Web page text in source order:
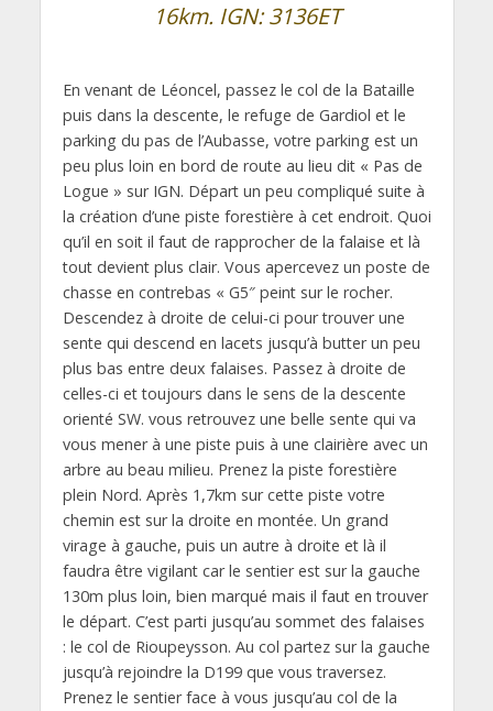
16km. IGN: 3136ET
En venant de Léoncel, passez le col de la Bataille
puis dans la descente, le refuge de Gardiol et le
parking du pas de l’Aubasse, votre parking est un
peu plus loin en bord de route au lieu dit « Pas de
Logue » sur IGN. Départ un peu compliqué suite à
la création d’une piste forestière à cet endroit. Quoi
qu’il en soit il faut de rapprocher de la falaise et là
tout devient plus clair. Vous apercevez un poste de
chasse en contrebas « G5″ peint sur le rocher.
Descendez à droite de celui-ci pour trouver une
sente qui descend en lacets jusqu’à butter un peu
plus bas entre deux falaises. Passez à droite de
celles-ci et toujours dans le sens de la descente
orienté SW. vous retrouvez une belle sente qui va
vous mener à une piste puis à une clairière avec un
arbre au beau milieu. Prenez la piste forestière
plein Nord. Après 1,7km sur cette piste votre
chemin est sur la droite en montée. Un grand
virage à gauche, puis un autre à droite et là il
faudra être vigilant car le sentier est sur la gauche
130m plus loin, bien marqué mais il faut en trouver
le départ. C’est parti jusqu’au sommet des falaises
: le col de Rioupeysson. Au col partez sur la gauche
jusqu’à rejoindre la D199 que vous traversez.
Prenez le sentier face à vous jusqu’au col de la